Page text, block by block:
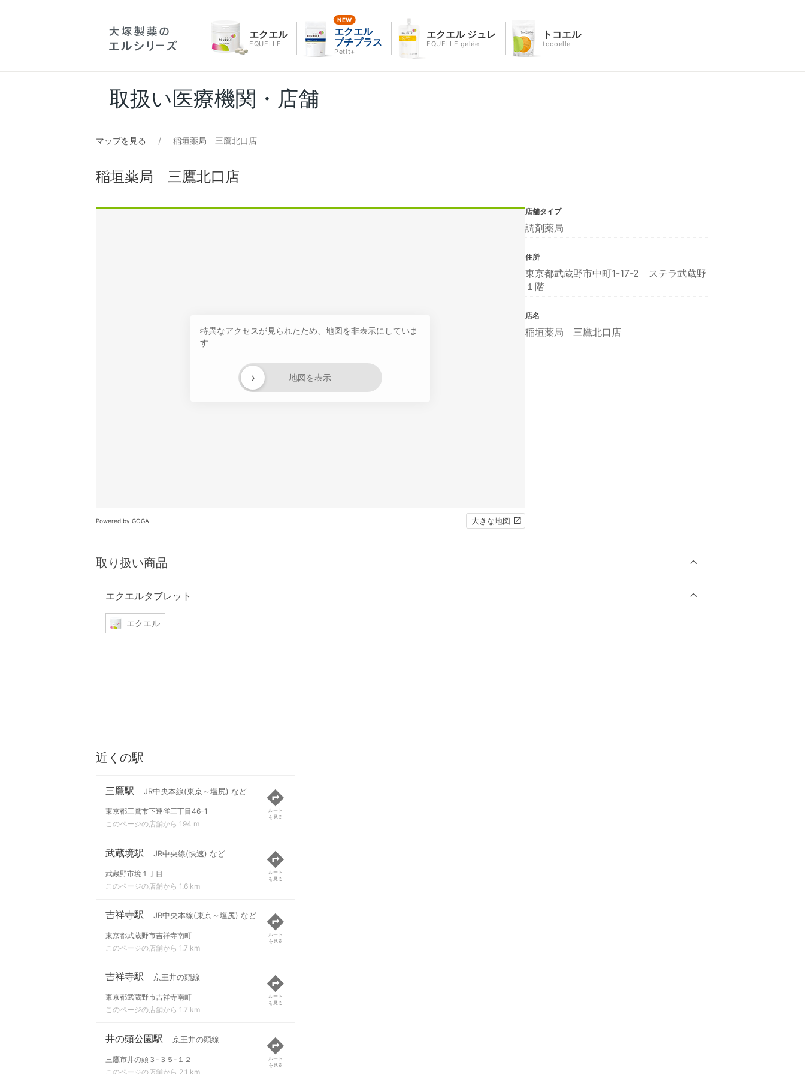
エクエル
EQUELLE
エクエル
プチプラス
Petit+
エクエル ジュレ
EQUELLE gelée
トコエル
tocoelle
取扱い医療機関・店舗
マップを見る 稲垣薬局 三鷹北口店
稲垣薬局 三鷹北口店
特異なアクセスが見られたため、地図を非表示にしていま
す
地図を表示
›
Powered by GOGA 大きな地図
取り扱い商品
エクエルタブレット
エクエル
店舗タイプ
調剤薬局
住所
東京都武蔵野市中町1-17-2 ステラ武蔵野
１階
店名
稲垣薬局 三鷹北口店
近くの駅
三鷹駅 JR中央本線(東京～塩尻) など
東京都三鷹市下連雀三丁目46-1
このページの店舗から 194 m
ルート
を見る
武蔵境駅 JR中央線(快速) など
武蔵野市境１丁目
このページの店舗から 1.6 km
ルート
を見る
吉祥寺駅 JR中央本線(東京～塩尻) など
東京都武蔵野市吉祥寺南町
このページの店舗から 1.7 km
ルート
を見る
吉祥寺駅 京王井の頭線
東京都武蔵野市吉祥寺南町
このページの店舗から 1.7 km
ルート
を見る
井の頭公園駅 京王井の頭線
三鷹市井の頭３-３５-１２
このページの店舗から 2.1 km
ルート
を見る